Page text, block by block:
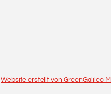
Website erstellt von GreenGalileo